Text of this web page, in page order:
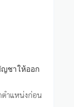
ญชาให้ออก
ตำแหน่งก่อน